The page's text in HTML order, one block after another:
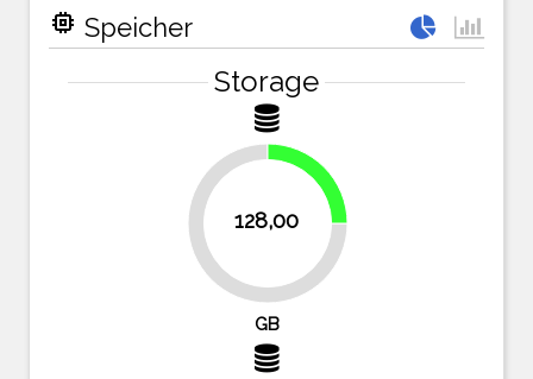
memory Speicher
Storage
128,00
75%
25%
GB